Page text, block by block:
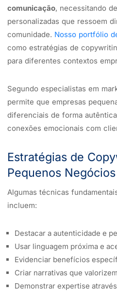
comunicação, necessitando
personalizadas que ressoem
comunidade. Nosso portfólio
como estratégias de
para diferentes contextos
Segundo especialistas em
permite que empresas
diferenciais de forma
conexões emocionais com
Estratégias de
Pequenos Negócios
Algumas técnicas
incluem:
Destacar a autenticidade e
Usar linguagem próxima e
Evidenciar benefícios
Criar narrativas que
Demonstrar expertise